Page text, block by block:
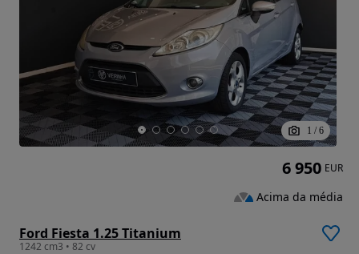
1 / 6
Ford Fiesta 1.25 Titanium
1242 cm3 • 82 cv
6 950 EUR
Acima da média